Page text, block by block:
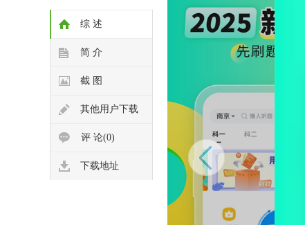
综 述
简 介
截 图
其他用户下载
评 论(0)
下载地址